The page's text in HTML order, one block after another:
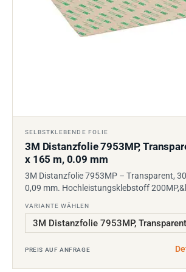
SELBSTKLEBENDE FOLIE
3M Distanzfolie 7953MP,
x 165 m, 0.09 mm
3M Distanzfolie 7953MP – Transparent,
0,09 mm. Hochleistungsklebstoff
VARIANTE WÄHLEN
PREIS AUF ANFRAGE